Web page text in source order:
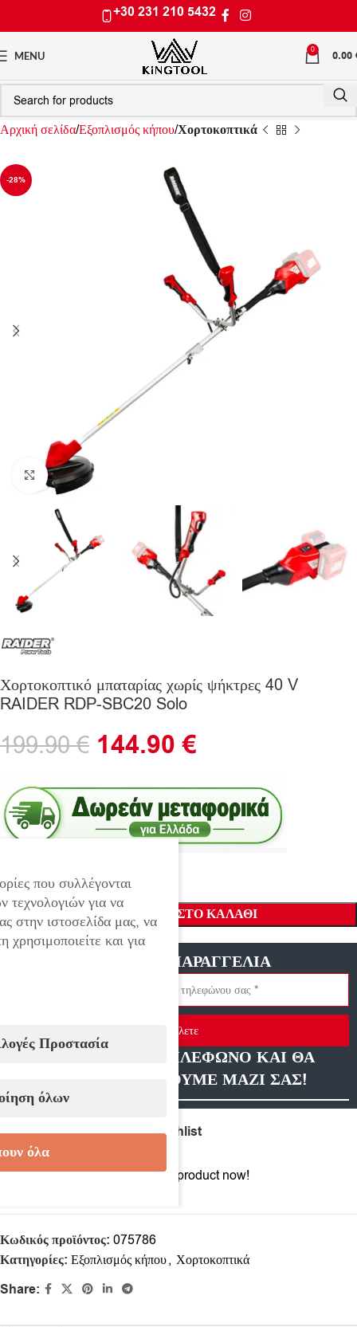
+30 231 210 5432
MENU 0 0.00
Αρχική σελίδαΕξοπλισμός κήπουΧορτοκοπτικά
-28%
Click to enlarge
Χορτοκοπτικό μπαταρίας χωρίς ψήκτρες 40 V
RAIDER RDP-SBC20 Solo
199.90€ 144.90€
ΠΡΟΣΘΉΚΗ ΣΤΟ ΚΑΛΆΘΙ
ΓΡΗΓΟΡΗ ΠΑΡΑΓΓΕΛΙΑ
Στείλετε
ΑΦΗΣΤΕ ΜΑΣ ΤΗΛΕΦΩΝΟ ΚΑΙ ΘΑ
ΕΠΙΚΟΙΝΩΝΗΣΟΥΜΕ ΜΑΖΙ ΣΑΣ!
Compare Add to wishlist
12 People watching this product now!
Κωδικός προϊόντος: 075786
Κατηγορίες: Εξοπλισμός κήπου, Χορτοκοπτικά
Share:
που συλλέγονται
για να
στην ιστοσελίδα μας, να
και για
Προστασία
όλων
όλα